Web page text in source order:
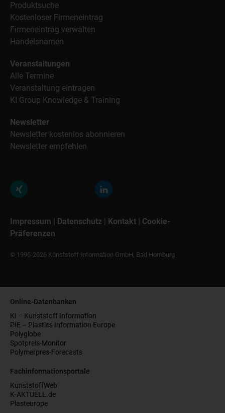
Produktsuche
Kostenloser Firmeneintrag
Firmeneintrag verwalten
Handelsnamen
Veranstaltungen
Alle Termine
Veranstaltung eintragen
KI Group Knowledge & Training
Newsletter
Newsletter kostenlos abonnieren
Newsletter empfehlen
Impressum | Datenschutz | Kontakt | Cookie-
Präferenzen
© 1996-2026 Kunststoff Information GmbH, Bad Homburg
Online-Datenbanken
KI – Kunststoff Information
PIE – Plastics Information Europe
Polyglobe
Spotpreis-Monitor
Polymerpres-Forecasts
Fachinformationsportale
KunststoffWeb
K-AKTUELL.de
Plasteurope